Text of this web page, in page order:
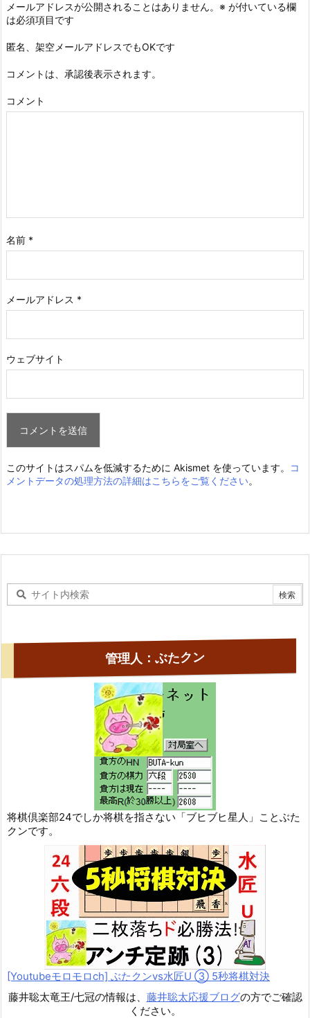
メールアドレスが公開されることはありません。 ※ が付いている欄
は必須項目です
匿名、架空メールアドレスでもOKです
コメントは、承認後表示されます。
コメント
名前 *
メールアドレス *
ウェブサイト
このサイトはスパムを低減するために Akismet を使っています。
コ
メントデータの処理方法の詳細はこちらをご覧ください。
管理人：ぶたクン
将棋倶楽部24でしか将棋を指さない「ブヒブヒ星人」ことぶた
クンです。
[Youtubeモロモロch] ぶたクンvs水匠U ③ 5秒将棋対決
藤井聡太竜王/七冠の情報は、 藤井聡太応援ブログの方でご確認
ください。